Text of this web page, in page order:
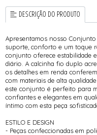
DESCRIÇÃO DO PRODUTO
Apresentamos nosso
suporte, conforto e um toque
conjunto oferece estabilidade
diário. A calcinha fio duplo
os detalhes em renda
com materiais de alta
este conjunto é perfeito para
confiantes e elegantes em
íntimo com esta peça
ESTILO E DESIGN
- Peças confeccionadas em